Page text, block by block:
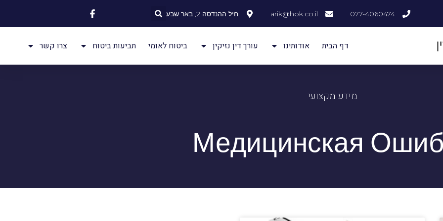
077-4060474
arik@hok.co.il חיל ההנדסה 2, באר שבע
דף הבית אודותינו עורך דין נזיקין ביטוח לאומי תביעות ביטוח צרו קשר
מידע מקצועי
Медицинская